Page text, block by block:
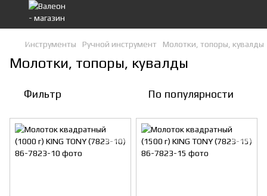
Инструменты Ручной инструмент Молотки, топоры, кувалды
Молотки, топоры, кувалды
Фильтр По популярности